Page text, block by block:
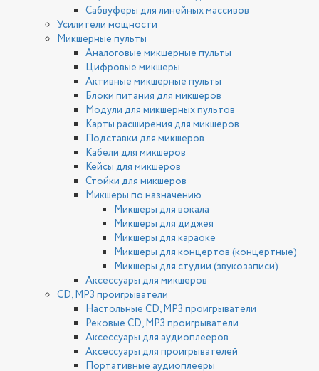
Сабвуферы для линейных массивов
Усилители мощности
Микшерные пульты
Аналоговые микшерные пульты
Цифровые микшеры
Активные микшерные пульты
Блоки питания для микшеров
Модули для микшерных пультов
Карты расширения для микшеров
Подставки для микшеров
Кабели для микшеров
Кейсы для микшеров
Стойки для микшеров
Микшеры по назначению
Микшеры для вокала
Микшеры для диджея
Микшеры для караоке
Микшеры для концертов (концертные)
Микшеры для студии (звукозаписи)
Аксессуары для микшеров
CD, MP3 проигрыватели
Настольные CD, MP3 проигрыватели
Рековые CD, MP3 проигрыватели
Аксессуары для аудиоплееров
Аксессуары для проигрывателей
Портативные аудиоплееры